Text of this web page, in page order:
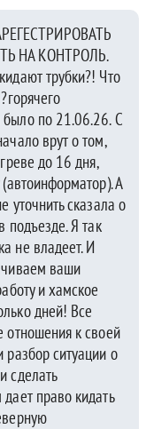
НА КОНТРОЛЬ.
трубки?! Что
по 21.06.26. С
врут о том,
до 16 дня,
А
уточнить сказала о
подъезде. Я так
не владеет. И
ваши
и хамское
дней! Все
отношения к своей
разбор ситуации о
сделать
право кидать